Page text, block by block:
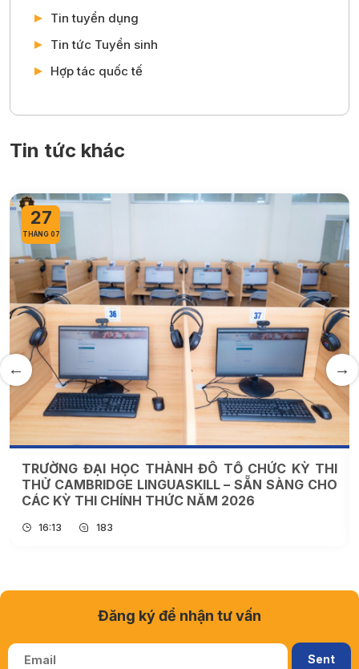
Tin tuyển dụng
Tin tức Tuyển sinh
Hợp tác quốc tế
Tin tức khác
27
THÁNG 07
TRƯỜNG ĐẠI HỌC THÀNH ĐÔ TỔ CHỨC KỲ THI
THỬ CAMBRIDGE LINGUASKILL – SẴN SÀNG CHO
CÁC KỲ THI CHÍNH THỨC NĂM 2026
16:13 183
Đăng ký để nhận tư vấn